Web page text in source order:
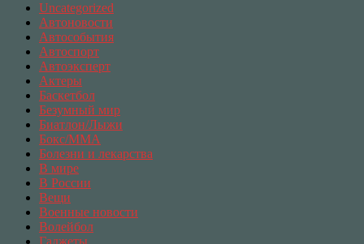
Uncategorized
Автоновости
Автособытия
Автоспорт
Автоэксперт
Актеры
Баскетбол
Безумный мир
Биатлон/Лыжи
Бокс/MMA
Болезни и лекарства
В мире
В России
Вещи
Военные новости
Волейбол